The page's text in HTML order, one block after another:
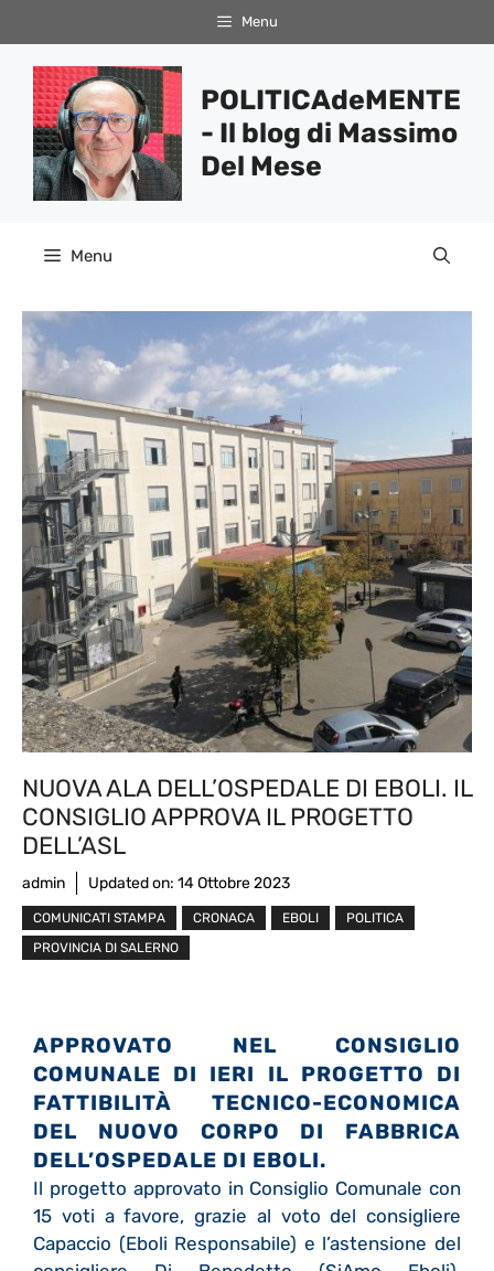
al
contenuto
Menu
POLITICAdeMENTE
- Il blog di Massimo
Del Mese
Menu
NUOVA ALA DELL’OSPEDALE DI EBOLI. IL
CONSIGLIO APPROVA IL PROGETTO
DELL’ASL
admin Updated on: 14 Ottobre 2023
COMUNICATI STAMPA CRONACA EBOLI
POLITICA
PROVINCIA DI SALERNO
APPROVATO NEL CONSIGLIO
COMUNALE DI IERI IL PROGETTO DI
FATTIBILITÀ TECNICO-ECONOMICA
DEL NUOVO CORPO DI FABBRICA
DELL’OSPEDALE DI EBOLI.
Il progetto approvato in Consiglio Comunale con
15 voti a favore, grazie al voto del consigliere
Capaccio (Eboli Responsabile) e l’astensione del